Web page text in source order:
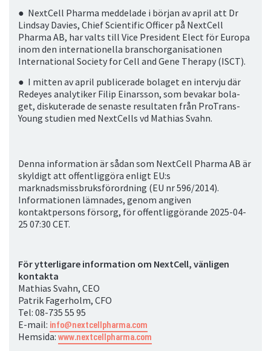
● NextCell Pharma meddelade i början av april att Dr
Lindsay Davies, Chief Scientific Officer på NextCell
Pharma AB, har valts till Vice President Elect för Euro­pa
inom den internationella branschorganisationen
International Society for Cell and Gene Therapy (ISCT).
● I mitten av april publicerade bolaget en intervju där
Redeyes analytiker Filip Einarsson, som bevakar bola­
get, diskuterade de senaste resultaten från ProTrans-
Young studien med NextCells vd Mathias Svahn.
Denna information är sådan som NextCell Pharma AB är
skyldigt att offentliggöra enligt EU:s
marknadsmissbruksförordning (EU nr 596/2014).
Informationen lämnades, genom angiven
kontaktpersons försorg, för offentliggörande 2025-04-
25 07:30 CET.
För ytterligare information om NextCell, vänligen
kontakta
Mathias Svahn, CEO
Patrik Fagerholm, CFO
Tel: 08-735 55 95
E-mail: info@nextcellpharma.com
Hemsida: www.nextcellpharma.com